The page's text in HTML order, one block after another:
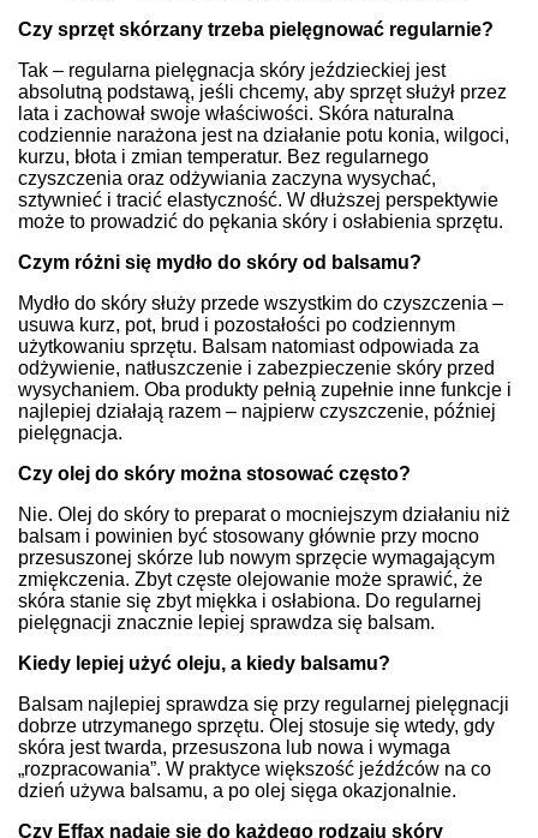
Czy sprzęt skórzany trzeba pielęgnować regularnie?
Tak – regularna pielęgnacja skóry jeździeckiej jest
absolutną podstawą, jeśli chcemy, aby sprzęt służył przez
lata i zachował swoje właściwości. Skóra naturalna
codziennie narażona jest na działanie potu konia, wilgoci,
kurzu, błota i zmian temperatur. Bez regularnego
czyszczenia oraz odżywiania zaczyna wysychać,
sztywnieć i tracić elastyczność. W dłuższej perspektywie
może to prowadzić do pękania skóry i osłabienia sprzętu.
Czym różni się mydło do skóry od balsamu?
Mydło do skóry służy przede wszystkim do czyszczenia –
usuwa kurz, pot, brud i pozostałości po codziennym
użytkowaniu sprzętu. Balsam natomiast odpowiada za
odżywienie, natłuszczenie i zabezpieczenie skóry przed
wysychaniem. Oba produkty pełnią zupełnie inne funkcje i
najlepiej działają razem – najpierw czyszczenie, później
pielęgnacja.
Czy olej do skóry można stosować często?
Nie. Olej do skóry to preparat o mocniejszym działaniu niż
balsam i powinien być stosowany głównie przy mocno
przesuszonej skórze lub nowym sprzęcie wymagającym
zmiękczenia. Zbyt częste olejowanie może sprawić, że
skóra stanie się zbyt miękka i osłabiona. Do regularnej
pielęgnacji znacznie lepiej sprawdza się balsam.
Kiedy lepiej użyć oleju, a kiedy balsamu?
Balsam najlepiej sprawdza się przy regularnej pielęgnacji
dobrze utrzymanego sprzętu. Olej stosuje się wtedy, gdy
skóra jest twarda, przesuszona lub nowa i wymaga
„rozpracowania”. W praktyce większość jeźdźców na co
dzień używa balsamu, a po olej sięga okazjonalnie.
Czy Effax nadaje się do każdego rodzaju skóry